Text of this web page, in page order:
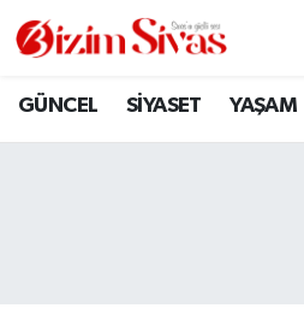
GÜNCEL SİYASET YAŞAM
ARAMIZDAN AYRILANLAR
Sivas Nöbetçi Eczaneler